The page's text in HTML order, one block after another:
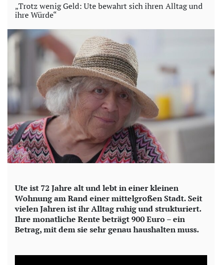
„Trotz wenig Geld: Ute bewahrt sich ihren Alltag und
ihre Würde“
Ute ist 72 Jahre alt und lebt in einer kleinen
Wohnung am Rand einer mittelgroßen Stadt. Seit
vielen Jahren ist ihr Alltag ruhig und strukturiert.
Ihre monatliche Rente beträgt 900 Euro – ein
Betrag, mit dem sie sehr genau haushalten muss.